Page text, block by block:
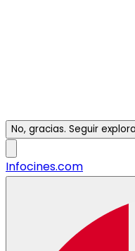
No, gracias. Seguir
Infocines.com